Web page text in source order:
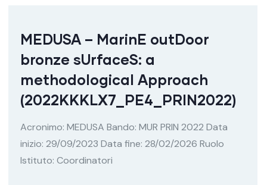
MEDUSA – MarinE outDoor
bronze sUrfaceS: a
methodological Approach
(2022KKKLX7_PE4_PRIN2022)
Acronimo: MEDUSA Bando: MUR PRIN 2022 Data
inizio: 29/09/2023 Data fine: 28/02/2026 Ruolo
Istituto: Coordinatori